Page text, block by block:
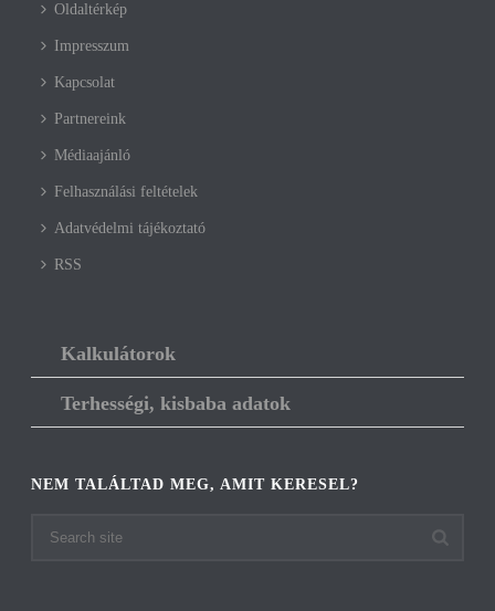
Oldaltérkép
Impresszum
Kapcsolat
Partnereink
Médiaajánló
Felhasználási feltételek
Adatvédelmi tájékoztató
RSS
Kalkulátorok
Terhességi, kisbaba adatok
NEM TALÁLTAD MEG, AMIT KERESEL?